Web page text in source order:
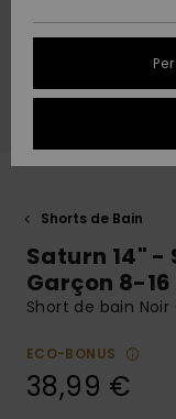
A
A
à
QUIKSILVER
Shorts de Bain
Saturn 14" -
Garçon 8-
Short de bain
ECO-BONUS
38,99 €